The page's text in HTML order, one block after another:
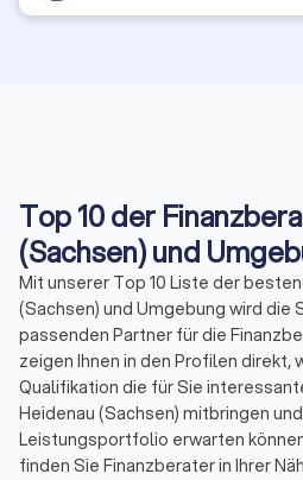
Top 10 der
(Sachsen) und
Mit unserer Top 10 Liste der
(Sachsen) und Umgebung wird die
passenden Partner für die
zeigen Ihnen in den Profilen direkt,
Qualifikation die für Sie
Heidenau (Sachsen) mitbringen
Leistungsportfolio erwarten
finden Sie Finanzberater in Ihrer